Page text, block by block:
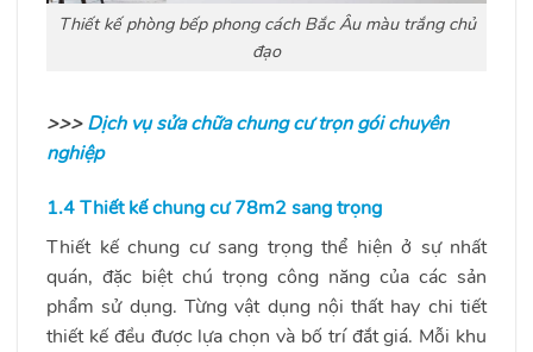
Thiết kế phòng bếp phong cách Bắc Âu màu trắng chủ
đạo
>>>Dịch vụ sửa chữa chung cư trọn gói chuyên
nghiệp
1.4 Thiết kế chung cư 78m2 sang trọng
Thiết kế chung cư sang trọng thể hiện ở sự nhất
quán, đặc biệt chú trọng công năng của các sản
phẩm sử dụng. Từng vật dụng nội thất hay chi tiết
thiết kế đều được lựa chọn và bố trí đắt giá. Mỗi khu